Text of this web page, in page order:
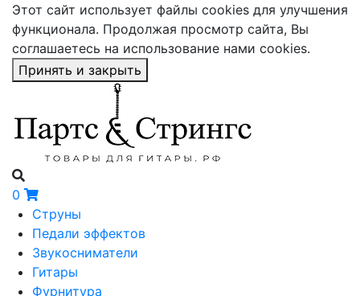
Этот сайт использует файлы cookies для улучшения
функционала. Продолжая просмотр сайта, Вы
соглашаетесь на использование нами cookies.
Принять и закрыть
0
Струны
Педали эффектов
Звукосниматели
Гитары
Фурнитура